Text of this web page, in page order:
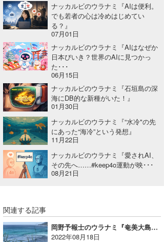
ナッカルビのウラナミ『AIは便利。
でも若者の心は冷めはじめてい
る？』
07月01日
ナッカルビのウラナミ『AIはなぜか
日本びいき？世界のAIに見つかっ
た･･･
06月15日
ナッカルビのウラナミ『石垣島の深
海にDB的な新種がいた！』
01月30日
ナッカルビのウラナミ『“水冷"の先
にあった“海冷”という発想』
11月22日
ナッカルビのウラナミ『愛されAI、
その先へ……#keep4o運動が映･･･
08月21日
関連する記事
岡野予報士のウラナミ『奄美大島へ⑥最後の波』
2022年08月18日